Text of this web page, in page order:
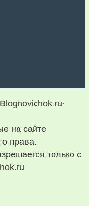
на сайте
права.
только с